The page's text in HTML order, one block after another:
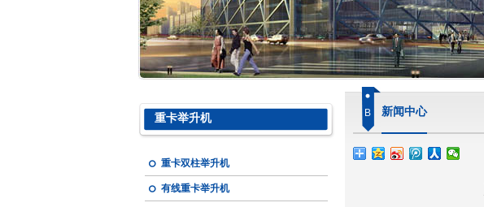
重卡举升机
重卡双柱举升机
有线重卡举升机
B 新闻中心